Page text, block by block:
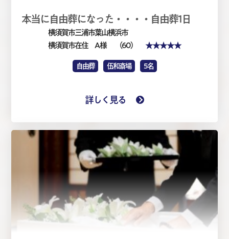
本当に自由葬になった・・・・自由葬1日
横須賀市三浦市葉山横浜市
横須賀市在住 A 様
（60） ★★★★★
自由葬 伍和斎場 5名
詳しく見る